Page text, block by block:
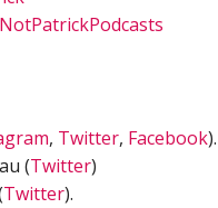
, Twitter, Facebook).
(Twitter)
Twitter).